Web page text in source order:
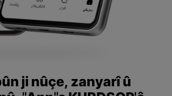
ji nûçe, zanyarî û